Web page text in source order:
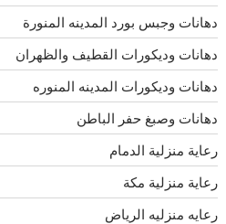
دهانات وجبس بورد المدينه المنورة
دهانات وديكورات القطيف والظهران
دهانات وديكورات المدينه المنوره
دهانات وصبغ حفر الباطن
رعاية منزلية الدمام
رعاية منزلية مكة
رعايه منزليه الرياض